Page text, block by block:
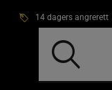
14 dagers angrerett